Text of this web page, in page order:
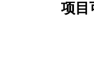
项目